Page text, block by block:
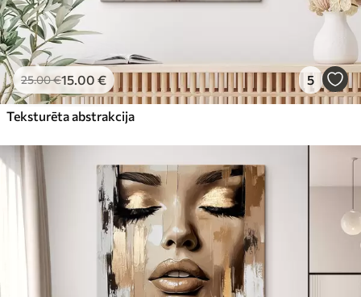
25.00€15.00 € 5
Teksturēta abstrakcija